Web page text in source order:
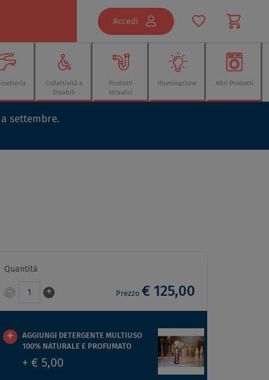
Accedi
Collettività e
Disabili
Prodotti
Idraulici
Illuminazione Altri Prodotti
settembre.
Quantità
1 + Prezzo € 125,00
AGGIUNGI DETERGENTE MULTIUSO
100% NATURALE E PROFUMATO
+ € 5,00